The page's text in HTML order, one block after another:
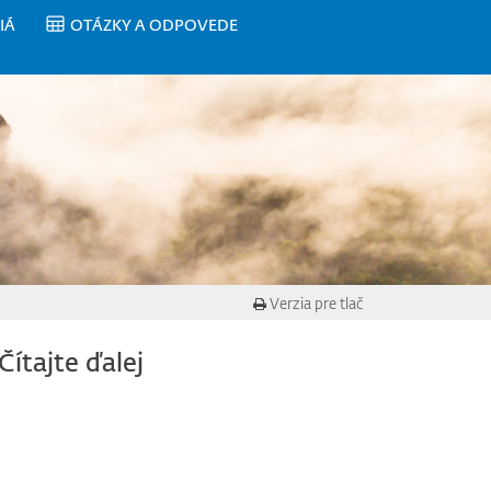
OTÁZKY A ODPOVEDE
Verzia pre tlač
ďalej